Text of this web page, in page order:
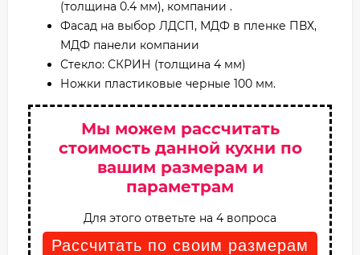
(толщина 0.4 мм), компании .
Фасад на выбор ЛДСП, МДФ в пленке ПВХ,
МДФ панели компании
Стекло: СКРИН (толщина 4 мм)
Ножки пластиковые черные 100 мм.
Мы можем рассчитать
стоимость данной кухни по
вашим размерам и
параметрам
Для этого ответьте на 4 вопроса
Рассчитать по своим размерам